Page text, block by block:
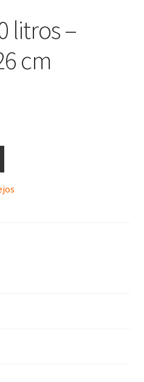
litros –
cm